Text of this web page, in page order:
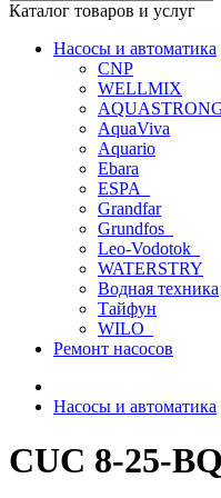
Каталог товаров и услуг
Насосы и автоматика
CNP
WELLMIX
AquaViva
Aquario
Ebara
ESPA_
Grandfar
Grundfos_
Leo-Vodotok_
WATERSTRY
Водная техника
Тайфун
WILO_
Ремонт насосов
Насосы и автоматика
CUC 8-25-